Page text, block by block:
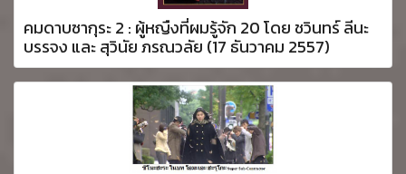
คมดาบซากุระ 2 : ผู้หญืงที่ผมรู้จัก 20 โดย ชวินทร์ ลีนะ
บรรจง และ สุวินัย ภรณวลัย (17 ธันวาคม 2557)